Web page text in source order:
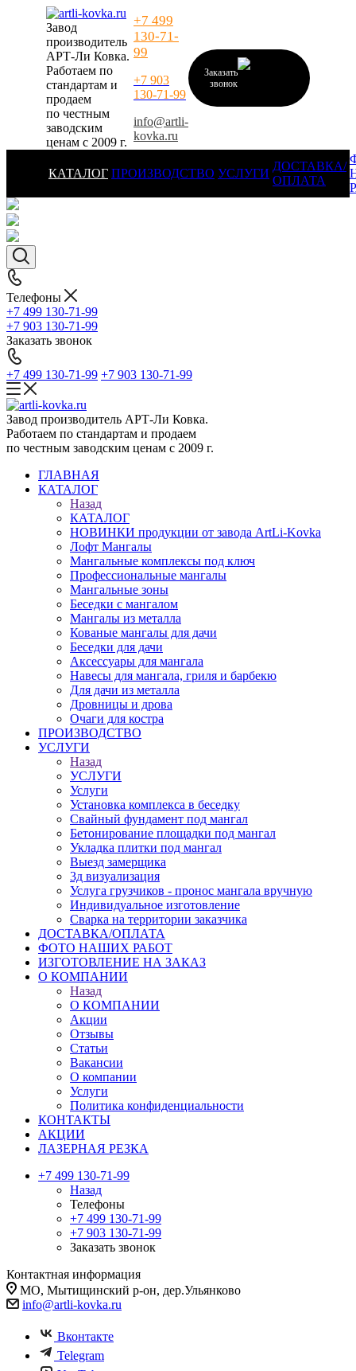
Завод
производитель
АРТ-Ли Ковка.
Работаем по
стандартам и
продаем
по честным
заводским
ценам с 2009 г.
+7 499
130-71-
99
+7 903
130-71-99
info@artli-
kovka.ru
Заказать
звонок
КАТАЛОГ ПРОИЗВОДСТВО УСЛУГИ
ДОСТАВКА/
ОПЛАТА
Телефоны
+7 499 130-71-99
+7 903 130-71-99
Заказать звонок
+7 499 130-71-99 +7 903 130-71-99
Завод производитель АРТ-Ли Ковка.
Работаем по стандартам и продаем
по честным заводским ценам с 2009 г.
ГЛАВНАЯ
КАТАЛОГ
Назад
КАТАЛОГ
НОВИНКИ продукции от завода ArtLi-Kovka
Лофт Мангалы
Мангальные комплексы под ключ
Профессиональные мангалы
Мангальные зоны
Беседки с мангалом
Мангалы из металла
Кованые мангалы для дачи
Беседки для дачи
Аксессуары для мангала
Навесы для мангала, гриля и барбекю
Для дачи из металла
Дровницы и дрова
Очаги для костра
ПРОИЗВОДСТВО
УСЛУГИ
Назад
УСЛУГИ
Услуги
Установка комплекса в беседку
Свайный фундамент под мангал
Бетонирование площадки под мангал
Укладка плитки под мангал
Выезд замерщика
3д визуализация
Услуга грузчиков - пронос мангала вручную
Индивидуальное изготовление
Сварка на территории заказчика
ДОСТАВКА/ОПЛАТА
ФОТО НАШИХ РАБОТ
ИЗГОТОВЛЕНИЕ НА ЗАКАЗ
О КОМПАНИИ
Назад
О КОМПАНИИ
Акции
Отзывы
Статьи
Вакансии
О компании
Услуги
Политика конфиденциальности
КОНТАКТЫ
АКЦИИ
ЛАЗЕРНАЯ РЕЗКА
+7 499 130-71-99
Назад
Телефоны
+7 499 130-71-99
+7 903 130-71-99
Заказать звонок
Контактная информация
МО, Мытищинский р-он, дер.Ульянково
info@artli-kovka.ru
Вконтакте
Telegram